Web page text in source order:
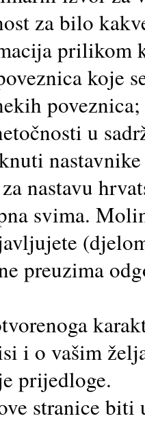
za bilo
prilikom
koje
u
nastavu
svima. M
preuzima
i o vašim
prijedloge.
stranice